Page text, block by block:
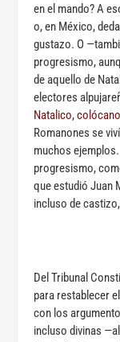
en el mando? A
o, en México,
gustazo. O
progresismo,
de aquello de
electores
Natalico,
Romanones se
muchos
progresismo,
que estudió Juan
incluso de
Del Tribunal
para restablecer
con los
incluso divinas